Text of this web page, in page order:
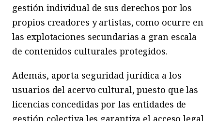
gestión individual de sus derechos por los
propios creadores y artistas, como ocurre en
las explotaciones secundarias a gran escala
de contenidos culturales protegidos.
Además, aporta seguridad jurídica a los
usuarios del acervo cultural, puesto que las
licencias concedidas por las entidades de
gestión colectiva les garantiza el acceso legal